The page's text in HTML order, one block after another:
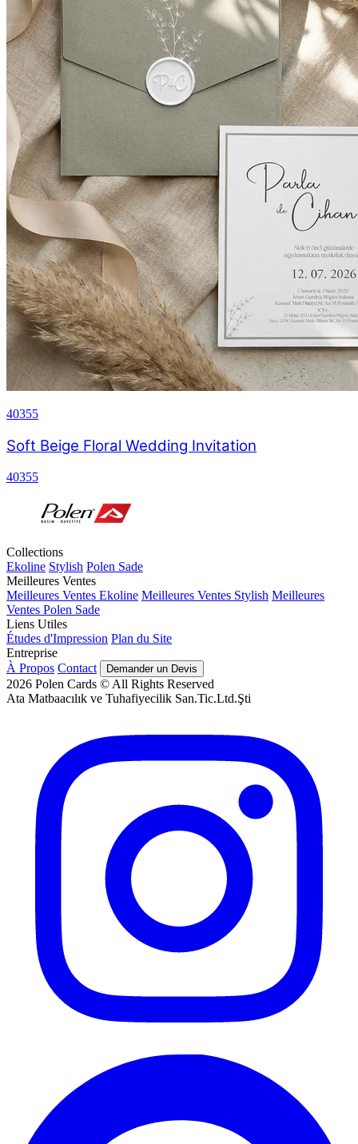
40355
Soft Beige Floral Wedding Invitation
40355
Collections
Ekoline Stylish Polen Sade
Meilleures Ventes
Meilleures Ventes Ekoline Meilleures Ventes Stylish Meilleures
Ventes Polen Sade
Liens Utiles
Études d'Impression Plan du Site
Entreprise
À Propos Contact Demander un Devis
2026 Polen Cards © All Rights Reserved
Ata Matbaacılık ve Tuhafiyecilik San.Tic.Ltd.Şti